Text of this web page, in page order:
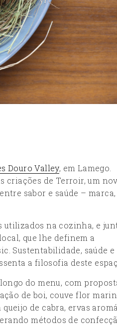
Douro Valley, em Lamego.
criações de Terroir, um
sabor e saúde – marca,
utilizados na cozinha, e
que lhe definem a
Sustentabilidade, saúde e
a filosofia deste
do menu, com
de boi, couve flor
de cabra, ervas
métodos de